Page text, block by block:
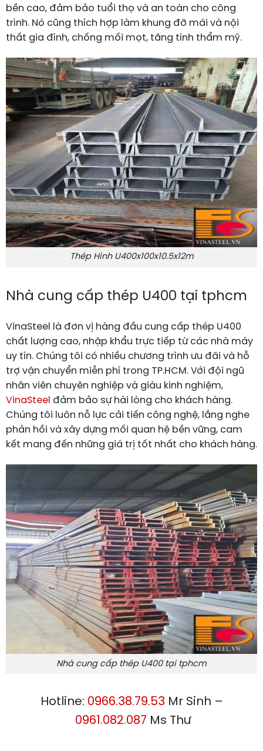
bền cao, đảm bảo tuổi thọ và an toàn cho công
trình. Nó cũng thích hợp làm khung đỡ mái và nội
thất gia đình, chống mối mọt, tăng tính thẩm mỹ.
Thép Hình U400x100x10.5x12m
Nhà cung cấp thép U400 tại tphcm
VinaSteel là đơn vị hàng đầu cung cấp thép U400
chất lượng cao, nhập khẩu trực tiếp từ các nhà máy
uy tín. Chúng tôi có nhiều chương trình ưu đãi và hỗ
trợ vận chuyển miễn phí trong TP.HCM. Với đội ngũ
nhân viên chuyên nghiệp và giàu kinh nghiệm,
VinaSteel đảm bảo sự hài lòng cho khách hàng.
Chúng tôi luôn nỗ lực cải tiến công nghệ, lắng nghe
phản hồi và xây dựng mối quan hệ bền vững, cam
kết mang đến những giá trị tốt nhất cho khách hàng.
Nhà cung cấp thép U400 tại tphcm
Hotline: 0966.38.79.53 Mr Sinh –
0961.082.087 Ms Thư